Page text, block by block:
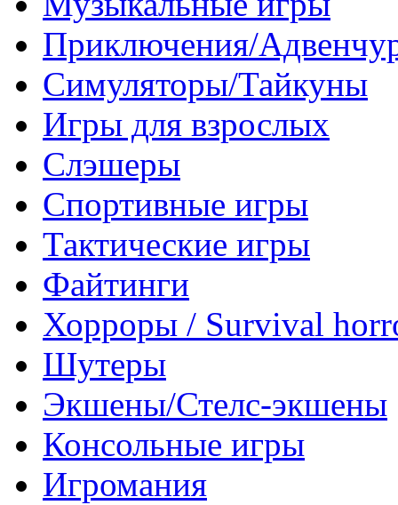
Приключения/
Симуляторы/Тайкуны
Игры для взрослых
Слэшеры
Спортивные игры
Тактические игры
Файтинги
Хорроры / Survival
Шутеры
Экшены/Стелс-экшены
Консольные игры
Игромания